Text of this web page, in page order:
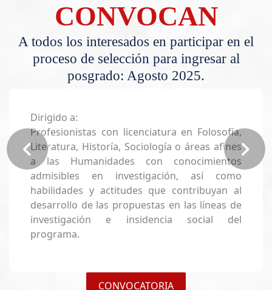
CONVOCAN
A todos los interesados en participar en el
proceso de selección para ingresar al
posgrado: Agosto 2025.
Dirigido a:
Profesionistas con licenciatura en Folosofía,
Literatura, Historía, Sociología o áreas afines
a las Humanidades con conocimientos
admisibles en investigación, así como
habilidades y actitudes que contribuyan al
desarrollo de las propuestas en las líneas de
investigación e insidencia social del
programa.
CONVOCATORIA